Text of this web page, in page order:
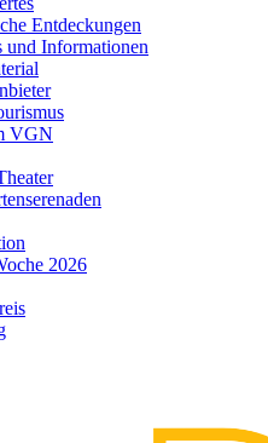
Entdeckungen
und Informationen
VGN
2026